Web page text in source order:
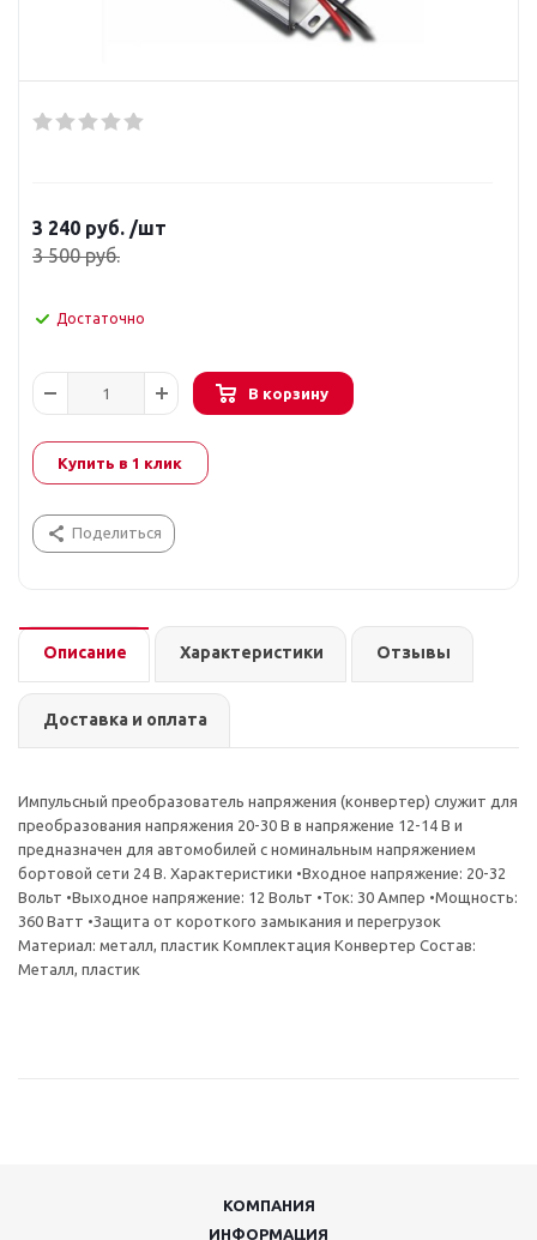
3 240 руб. /шт
3 500руб.
Достаточно
В корзину
Купить в 1 клик
Поделиться
Описание Характеристики Отзывы
Доставка и оплата
Импульсный преобразователь напряжения (конвертер) служит для
преобразования напряжения 20-30 В в напряжение 12-14 В и
предназначен для автомобилей с номинальным напряжением
бортовой сети 24 В. Характеристики •Входное напряжение: 20-32
Вольт •Выходное напряжение: 12 Вольт •Ток: 30 Ампер •Мощность:
360 Ватт •Защита от короткого замыкания и перегрузок
Материал: металл, пластик Комплектация Конвертер Состав:
Металл, пластик
КОМПАНИЯ
ИНФОРМАЦИЯ